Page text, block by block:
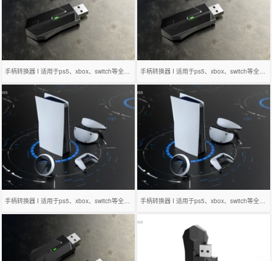
手柄转换器 I 适用于ps5、xbox、switch等全平台 手柄转换器 I 适用于ps5、xbox、switch等全平台
手柄转换器 I 适用于ps5、xbox、switch等全平台 手柄转换器 I 适用于ps5、xbox、switch等全平台